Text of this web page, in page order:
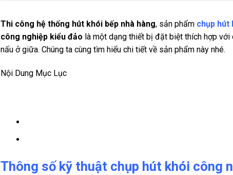
Thi công hệ thống hút khói bếp nhà hàng, sản phẩm chụp hút
công nghiệp kiểu đảo là một dạng thiết bị đặt biệt thích hợp với
nấu ở giữa. Chúng ta cùng tìm hiểu chi tiết về sản phẩm này nhé.
Nội Dung Mục Lục
Thông số kỹ thuật chụp hút khói công